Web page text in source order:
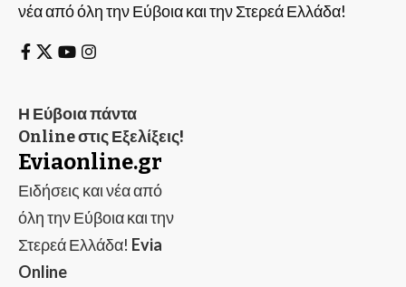
νέα από όλη την Εύβοια και την Στερεά Ελλάδα!
Η Εύβοια πάντα
Online στις Εξελίξεις!
Eviaonline.gr
Ειδήσεις και νέα από
όλη την Εύβοια και την
Στερεά Ελλάδα! Evia
Online